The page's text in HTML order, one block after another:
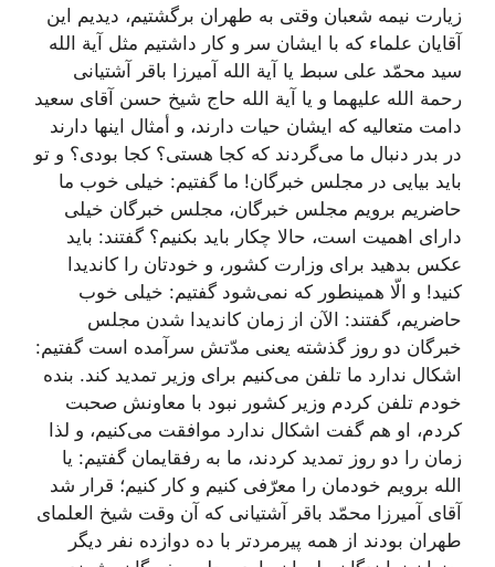
زیارت نیمه شعبان وقتى به طهران برگشتیم، دیدیم این
آقایان علماء كه با ایشان سر و كار داشتیم مثل آیة الله
سید محمّد على سبط یا آیة الله آمیرزا باقر آشتیانى
رحمة الله علیهما و یا آیة الله حاج شیخ حسن آقاى سعید
دامت متعالیه كه ایشان حیات دارند، و أمثال اینها دارند
در بدر دنبال ما مى‌گردند كه كجا هستى؟ كجا بودى؟ و تو
باید بیایى در مجلس خبرگان! ما گفتیم: خیلى خوب ما
حاضریم برویم مجلس خبرگان، مجلس خبرگان خیلى
داراى اهمیت است، حالا چكار باید بكنیم؟ گفتند: باید
عكس بدهید براى وزارت كشور، و خودتان را كاندیدا
كنید! و الّا همینطور كه نمى‌شود گفتیم: خیلى خوب
حاضریم، گفتند: الآن از زمان كاندیدا شدن مجلس
خبرگان دو روز گذشته یعنى مدّتش سرآمده است گفتیم:
اشكال ندارد ما تلفن مى‌كنیم براى وزیر تمدید كند. بنده
خودم تلفن كردم وزیر كشور نبود با معاونش صحبت
كردم، او هم گفت اشكال ندارد موافقت مى‌كنیم، و لذا
زمان را دو روز تمدید كردند، ما به رفقایمان گفتیم: یا
الله برویم خودمان را معرّفى كنیم و كار كنیم؛ قرار شد
آقاى آمیرزا محمّد باقر آشتیانى كه آن وقت شیخ العلماى
طهران بودند از همه پیرمردتر با ده دوازده نفر دیگر